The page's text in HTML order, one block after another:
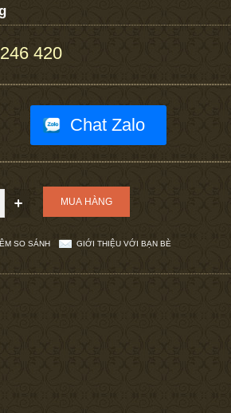
420
Chat Zalo
SO SÁNH GIỚI THIỆU VỚI BẠN BÈ